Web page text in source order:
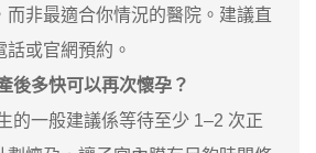
而非最適合你情況的醫院。建議直
或官網預約。
後多快可以再次懷孕？
的一般建議係等待至少 1–2 次正